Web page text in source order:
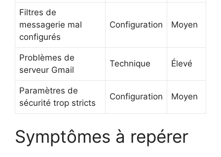
Filtres de
messagerie mal
configurés
Configuration Moyen
Problèmes de
serveur Gmail
Technique Élevé
Paramètres de
sécurité trop stricts
Configuration Moyen
Symptômes à repérer